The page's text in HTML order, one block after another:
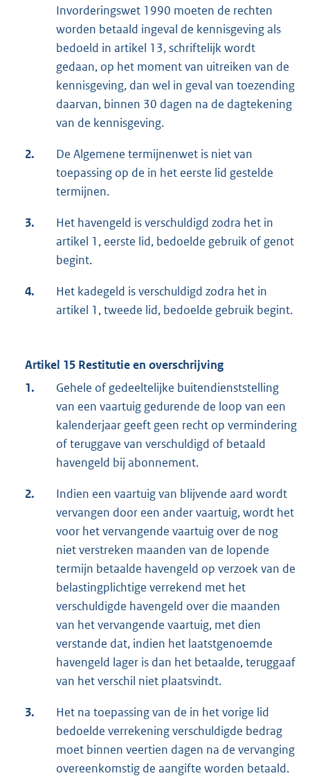
Invorderingswet 1990 moeten de rechten
worden betaald ingeval de kennisgeving als
bedoeld in artikel 13, schriftelijk wordt
gedaan, op het moment van uitreiken van de
kennisgeving, dan wel in geval van toezending
daarvan, binnen 30 dagen na de dagtekening
van de kennisgeving.
2.
De Algemene termijnenwet is niet van
toepassing op de in het eerste lid gestelde
termijnen.
3.
Het havengeld is verschuldigd zodra het in
artikel 1, eerste lid, bedoelde gebruik of genot
begint.
4.
Het kadegeld is verschuldigd zodra het in
artikel 1, tweede lid, bedoelde gebruik begint.
Artikel 15 Restitutie en overschrijving
1.
Gehele of gedeeltelijke buitendienststelling
van een vaartuig gedurende de loop van een
kalenderjaar geeft geen recht op vermindering
of teruggave van verschuldigd of betaald
havengeld bij abonnement.
2.
Indien een vaartuig van blijvende aard wordt
vervangen door een ander vaartuig, wordt het
voor het vervangende vaartuig over de nog
niet verstreken maanden van de lopende
termijn betaalde havengeld op verzoek van de
belastingplichtige verrekend met het
verschuldigde havengeld over die maanden
van het vervangende vaartuig, met dien
verstande dat, indien het laatstgenoemde
havengeld lager is dan het betaalde, teruggaaf
van het verschil niet plaatsvindt.
3.
Het na toepassing van de in het vorige lid
bedoelde verrekening verschuldigde bedrag
moet binnen veertien dagen na de vervanging
overeenkomstig de aangifte worden betaald.